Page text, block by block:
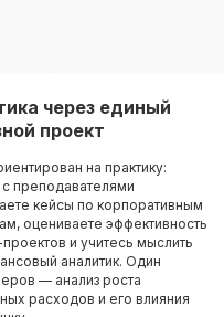
через единый
проект
на практику:
преподавателями
кейсы по корпоративным
оцениваете эффективность
и учитесь мыслить
аналитик. Один
— анализ роста
расходов и его влияния